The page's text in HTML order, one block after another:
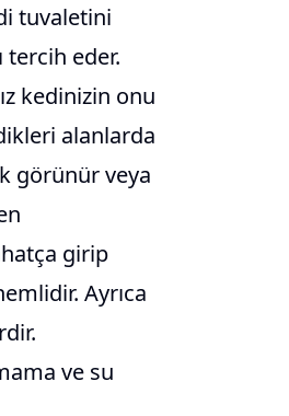
tuvaletini
eder.
kedinizin onu
alanlarda
görünür veya
girip
Ayrıca
ve su